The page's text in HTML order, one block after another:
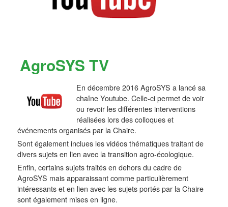
AgroSYS TV
En décembre 2016 AgroSYS a lancé sa
chaîne Youtube. Celle-ci permet de voir
ou revoir les différentes interventions
réalisées lors des colloques et
événements organisés par la Chaire.
Sont également inclues les vidéos thématiques traitant de
divers sujets en lien avec la transition agro-écologique.
Enfin, certains sujets traités en dehors du cadre de
AgroSYS mais apparaissant comme particulièrement
intéressants et en lien avec les sujets portés par la Chaire
sont également mises en ligne.